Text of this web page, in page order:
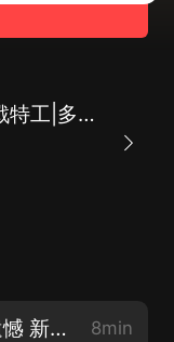
最強戰神|特種兵|諜戰特工|多播AI
【最強戰神】第 1 章 首富的遺憾 新書上架！福利多多 8min